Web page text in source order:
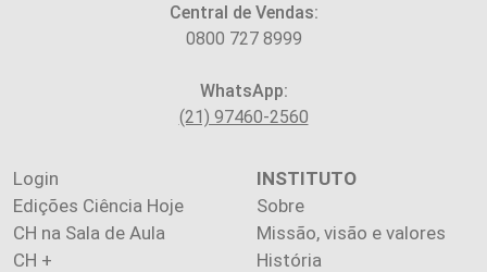
Central de Vendas:
0800 727 8999
WhatsApp:
(21) 97460-2560
Login
Edições Ciência Hoje
CH na Sala de Aula
CH +
INSTITUTO
Sobre
Missão, visão e valores
História